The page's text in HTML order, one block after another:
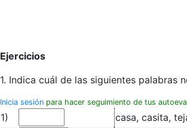
Ejercicios
1. Indica cuál de las siguientes palabras
Inicia sesiónpara hacer seguimiento de tus
1)
casa, casita,